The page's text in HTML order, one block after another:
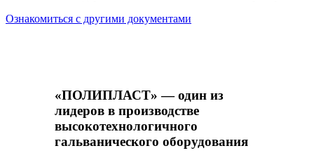
Ознакомиться с другими документами
«ПОЛИПЛАСТ» — один из
лидеров в производстве
высокотехнологичного
гальванического оборудования